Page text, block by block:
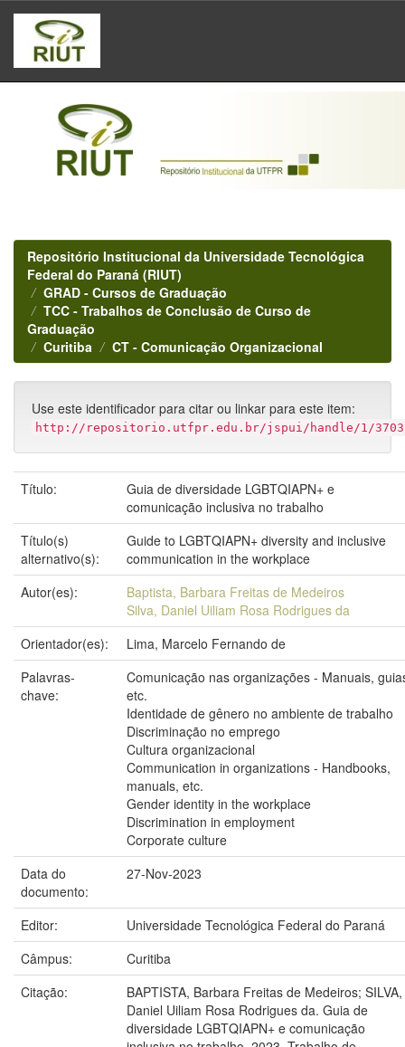
Skip
navigation
Repositório Institucional da Universidade Tecnológica
Federal do Paraná (RIUT)
GRAD - Cursos de Graduação
TCC - Trabalhos de Conclusão de Curso de
Graduação
Curitiba
CT - Comunicação Organizacional
Use este identificador para citar ou linkar para este item:
http://repositorio.utfpr.edu.br/jspui/handle/1/
Título:
Guia de diversidade LGBTQIAPN+ e
comunicação inclusiva no trabalho
Título(s)
alternativo(s):
Guide to LGBTQIAPN+ diversity and inclusive
communication in the workplace
Autor(es):
Baptista, Barbara Freitas de Medeiros
Silva, Daniel Uiliam Rosa Rodrigues da
Orientador(es):
Lima, Marcelo Fernando de
Palavras-
chave:
Comunicação nas organizações - Manuais,
etc.
Identidade de gênero no ambiente de trabalho
Discriminação no emprego
Cultura organizacional
Communication in organizations - Handbooks,
manuals, etc.
Gender identity in the workplace
Discrimination in employment
Corporate culture
Data do
documento:
27-Nov-2023
Editor:
Universidade Tecnológica Federal do Paraná
Câmpus:
Curitiba
Citação:
BAPTISTA, Barbara Freitas de Medeiros; SILVA,
Daniel Uiliam Rosa Rodrigues da. Guia de
diversidade LGBTQIAPN+ e comunicação